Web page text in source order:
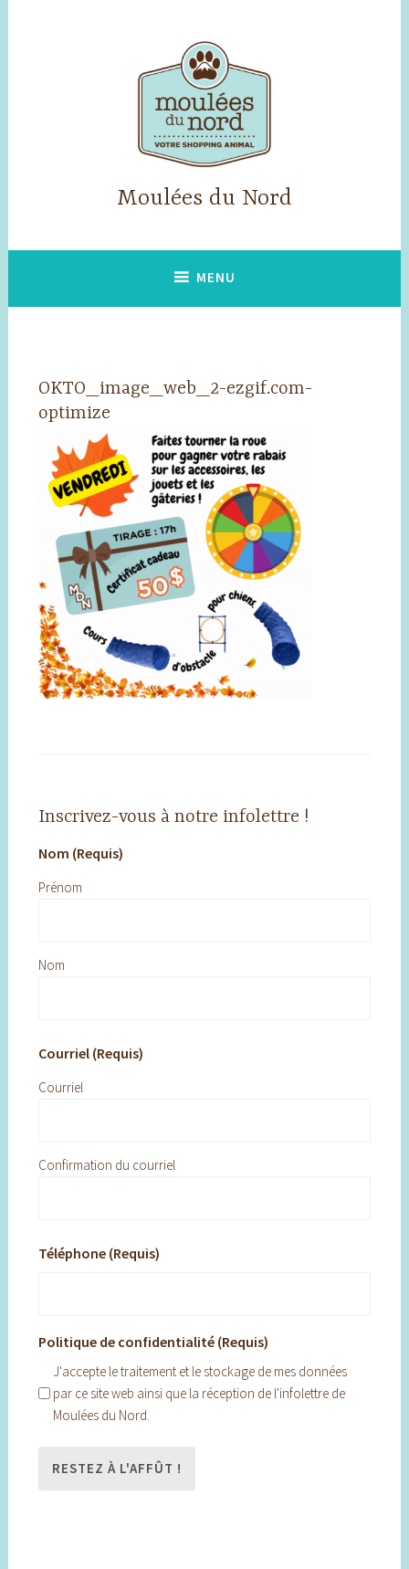
Moulées du Nord
MENU
OKTO_image_web_2-ezgif.com-
optimize
Inscrivez-vous à notre infolettre !
Nom (Requis)
Prénom
Nom
Courriel (Requis)
Courriel
Confirmation du courriel
Téléphone (Requis)
Politique de confidentialité (Requis)
J'accepte le traitement et le stockage de mes données
par ce site web ainsi que la réception de l'infolettre de
Moulées du Nord.